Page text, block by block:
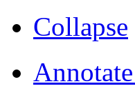
Collapse